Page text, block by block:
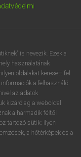
is nevezik. Ezek a
használatának
oldalakat keresett fel
a felhasználó
az adatok
kizárólag a weboldal
a harmadik féltől
tartozó sütik; ilyen
a hőtérképek és a
ü ó
p ő ú
AltGr